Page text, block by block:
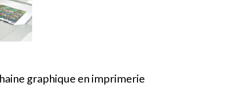
graphique en imprimerie